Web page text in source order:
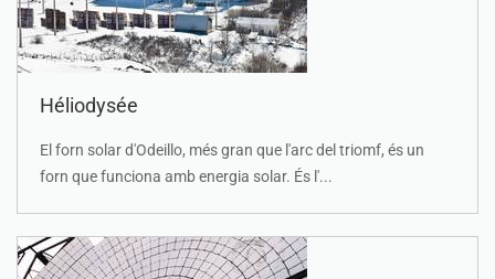
Héliodysée
El forn solar d'Odeillo, més gran que l'arc del triomf, és un
forn que funciona amb energia solar. És l'...